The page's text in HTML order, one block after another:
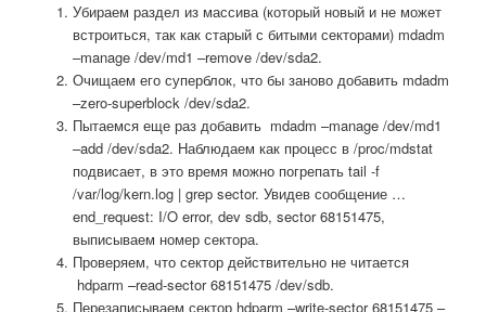
Убираем раздел из массива (который новый и не может
встроиться, так как старый с битыми секторами) mdadm
–manage /dev/md1 –remove /dev/sda2.
Очищаем его суперблок, что бы заново добавить mdadm
–zero-superblock /dev/sda2.
Пытаемся еще раз добавить mdadm –manage /dev/md1
–add /dev/sda2. Наблюдаем как процесс в /proc/mdstat
подвисает, в это время можно погрепать tail -f
/var/log/kern.log | grep sector. Увидев сообщение …
end_request: I/O error, dev sdb, sector 68151475,
выписываем номер сектора.
Проверяем, что сектор действительно не читается
hdparm –read-sector 68151475 /dev/sdb.
Перезаписываем сектор hdparm –write-sector 68151475 –